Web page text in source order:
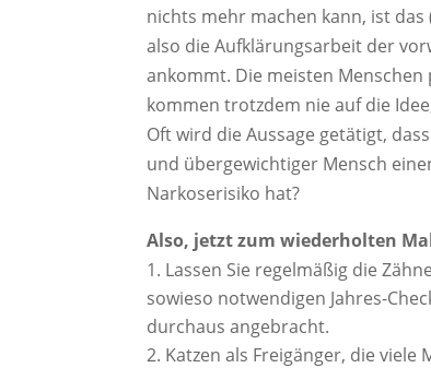
nichts mehr machen kann, ist
also die Aufklärungsarbeit der
ankommt. Die meisten
kommen trotzdem nie auf die
Oft wird die Aussage getätigt,
und übergewichtiger Mensch
Narkoserisiko hat?
Also, jetzt zum wiederholten
Lassen Sie regelmäßig die
sowieso notwendigen Jahres-
durchaus angebracht.
Katzen als Freigänger, die